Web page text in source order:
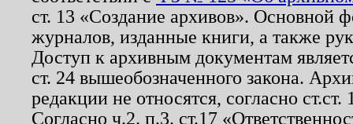
ст. 13 «Создание архивов». Основной
журналов, изданные книги, а также
Доступ к архивным документам
ст. 24 вышеобозначенного закона.
редакции не относятся, согласно
Согласно ч.2. п.3. ст.17